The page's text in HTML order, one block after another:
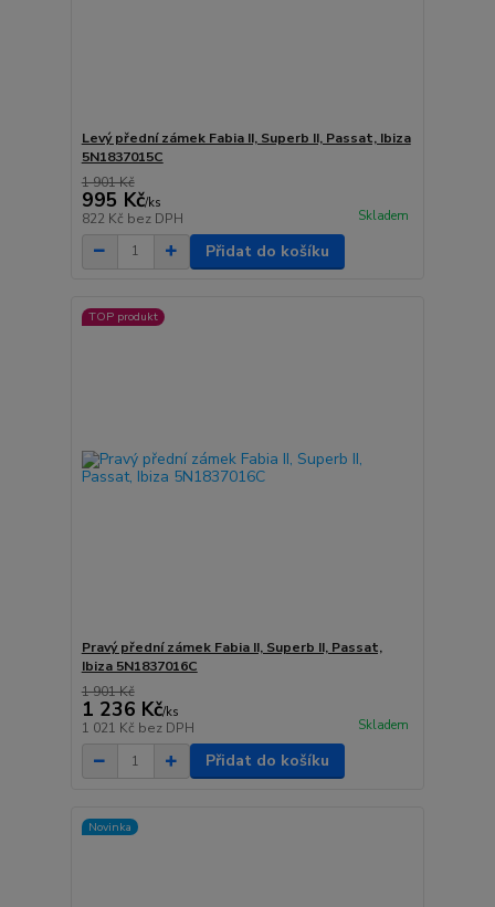
Levý přední zámek Fabia II, Superb II, Passat, Ibiza
5N1837015C
1 901 Kč
995 Kč/ks
822 Kč bez DPH Skladem
Přidat do košíku
TOP produkt
Pravý přední zámek Fabia II, Superb II, Passat,
Ibiza 5N1837016C
1 901 Kč
1 236 Kč/ks
1 021 Kč bez DPH Skladem
Přidat do košíku
Novinka